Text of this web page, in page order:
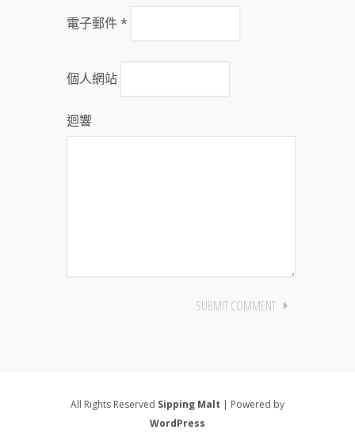
電子郵件*
個人網站
迴響
All Rights Reserved Sipping Malt | Powered by
WordPress